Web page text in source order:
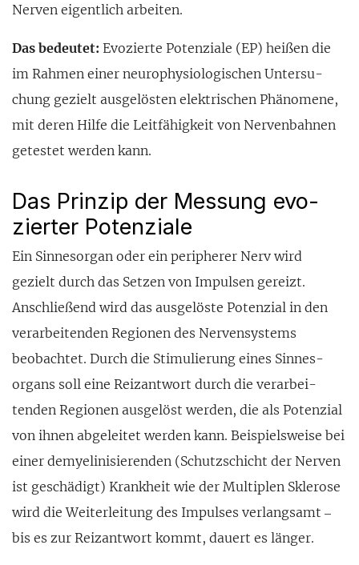
Nerven eigent­lich arbeiten.
Das bedeutet: Evozierte Potenziale (EP) heißen die
im Rahmen einer neuro­physio­logischen Untersu­
chung gezielt ausgelösten elektri­schen Phäno­mene,
mit deren Hilfe die Leitfä­higkeit von Nerven­bahnen
getestet werden kann.
Das Prinzip der Messung evo­
zierter Potenziale
Ein Sinnesorgan oder ein peri­pherer Nerv wird
gezielt durch das Setzen von Impulsen gereizt.
Anschlie­ßend wird das ausgelöste Po­tenzial in den
verarbeitenden Re­gionen des Nerven­systems
beobachtet. Durch die Stimu­lierung eines Sinnes­
organs soll eine Reizant­wort durch die verarbei­
tenden Regionen ausge­löst werden, die als Potenzial
von ihnen abgeleitet werden kann. Beispiels­weise bei
einer demyelinisierenden (Schutzschicht der Nerven
ist geschädigt) Krankheit wie der Multiplen Skle­rose
wird die Weiter­leitung des Impulses verlangsamt –
bis es zur Reizant­wort kommt, dauert es länger.